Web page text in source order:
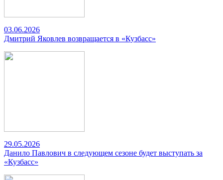
03.06.2026
Дмитрий Яковлев возвращается в «Кузбасс»
29.05.2026
Данило Павлович в следующем сезоне будет выступать за
«Кузбасс»